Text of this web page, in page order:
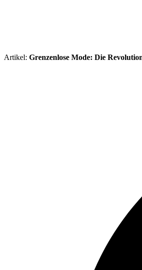
Artikel: Grenzenlose Mode: Die